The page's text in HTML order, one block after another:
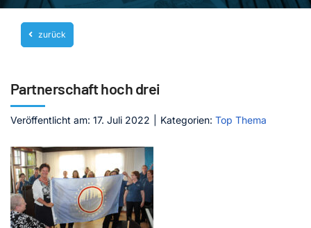
Themen
Blog
Service
Mediathek
Jetzt abonnieren
Kontakt
zurück
Partnerschaft hoch drei
Veröffentlicht am: 17. Juli 2022 Kategorien: Top Thema